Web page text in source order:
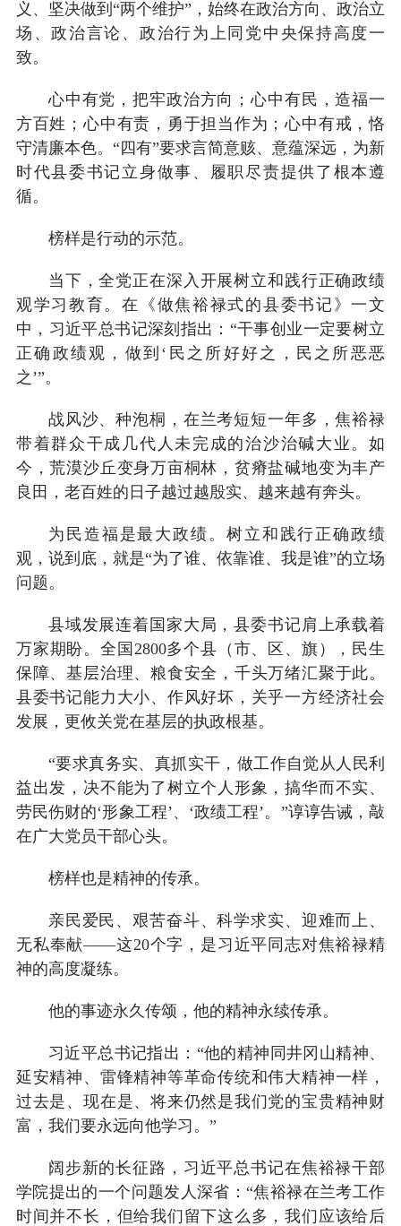
义、坚决做到“两个维护”，始终在政治方向、政治立
场、政治言论、政治行为上同党中央保持高度一
致。
心中有党，把牢政治方向；心中有民，造福一
方百姓；心中有责，勇于担当作为；心中有戒，恪
守清廉本色。“四有”要求言简意赅、意蕴深远，为新
时代县委书记立身做事、履职尽责提供了根本遵
循。
榜样是行动的示范。
当下，全党正在深入开展树立和践行正确政绩
观学习教育。在《做焦裕禄式的县委书记》一文
中，习近平总书记深刻指出：“干事创业一定要树立
正确政绩观，做到‘民之所好好之，民之所恶恶
之’”。
战风沙、种泡桐，在兰考短短一年多，焦裕禄
带着群众干成几代人未完成的治沙治碱大业。如
今，荒漠沙丘变身万亩桐林，贫瘠盐碱地变为丰产
良田，老百姓的日子越过越殷实、越来越有奔头。
为民造福是最大政绩。树立和践行正确政绩
观，说到底，就是“为了谁、依靠谁、我是谁”的立场
问题。
县域发展连着国家大局，县委书记肩上承载着
万家期盼。全国2800多个县（市、区、旗），民生
保障、基层治理、粮食安全，千头万绪汇聚于此。
县委书记能力大小、作风好坏，关乎一方经济社会
发展，更攸关党在基层的执政根基。
“要求真务实、真抓实干，做工作自觉从人民利
益出发，决不能为了树立个人形象，搞华而不实、
劳民伤财的‘形象工程’、‘政绩工程’。”谆谆告诫，敲
在广大党员干部心头。
榜样也是精神的传承。
亲民爱民、艰苦奋斗、科学求实、迎难而上、
无私奉献——这20个字，是习近平同志对焦裕禄精
神的高度凝练。
他的事迹永久传颂，他的精神永续传承。
习近平总书记指出：“他的精神同井冈山精神、
延安精神、雷锋精神等革命传统和伟大精神一样，
过去是、现在是、将来仍然是我们党的宝贵精神财
富，我们要永远向他学习。”
阔步新的长征路，习近平总书记在焦裕禄干部
学院提出的一个问题发人深省：“焦裕禄在兰考工作
时间并不长，但给我们留下这么多，我们应该给后